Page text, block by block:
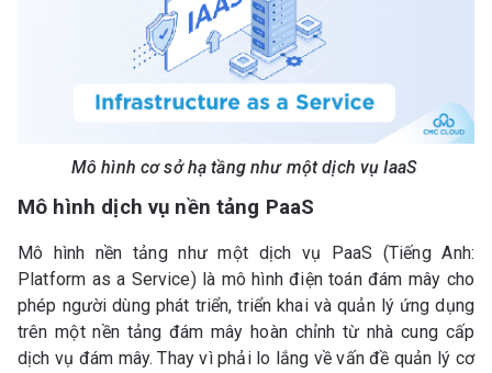
Mô hình cơ sở hạ tầng như một dịch vụ IaaS
Mô hình dịch vụ nền tảng PaaS
Mô hình nền tảng như một dịch vụ PaaS (Tiếng Anh:
Platform as a Service) là mô hình điện toán đám mây cho
phép người dùng phát triển, triển khai và quản lý ứng dụng
trên một nền tảng đám mây hoàn chỉnh từ nhà cung cấp
dịch vụ đám mây. Thay vì phải lo lắng về vấn đề quản lý cơ